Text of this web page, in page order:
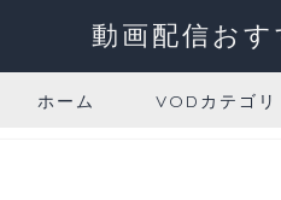
動画配信お
ホーム VODカテゴリ